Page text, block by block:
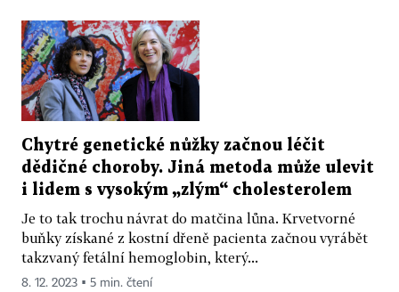
Chytré genetické nůžky začnou léčit
dědičné choroby. Jiná metoda může ulevit
i lidem s vysokým „zlým“ cholesterolem
Je to tak trochu návrat do matčina lůna. Krvetvorné
buňky získané z kostní dřeně pacienta začnou vyrábět
takzvaný fetální hemoglobin, který...
8. 12. 2023 ▪ 5 min. čtení